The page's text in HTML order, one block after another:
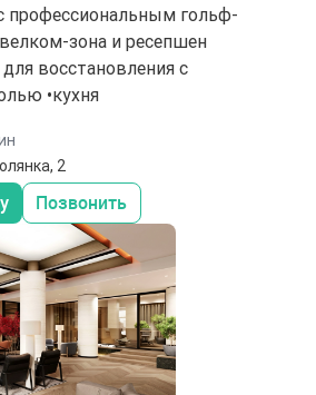
профессиональным гольф-
зона и ресепшен
восстановления с
•кухня
2
Позвонить